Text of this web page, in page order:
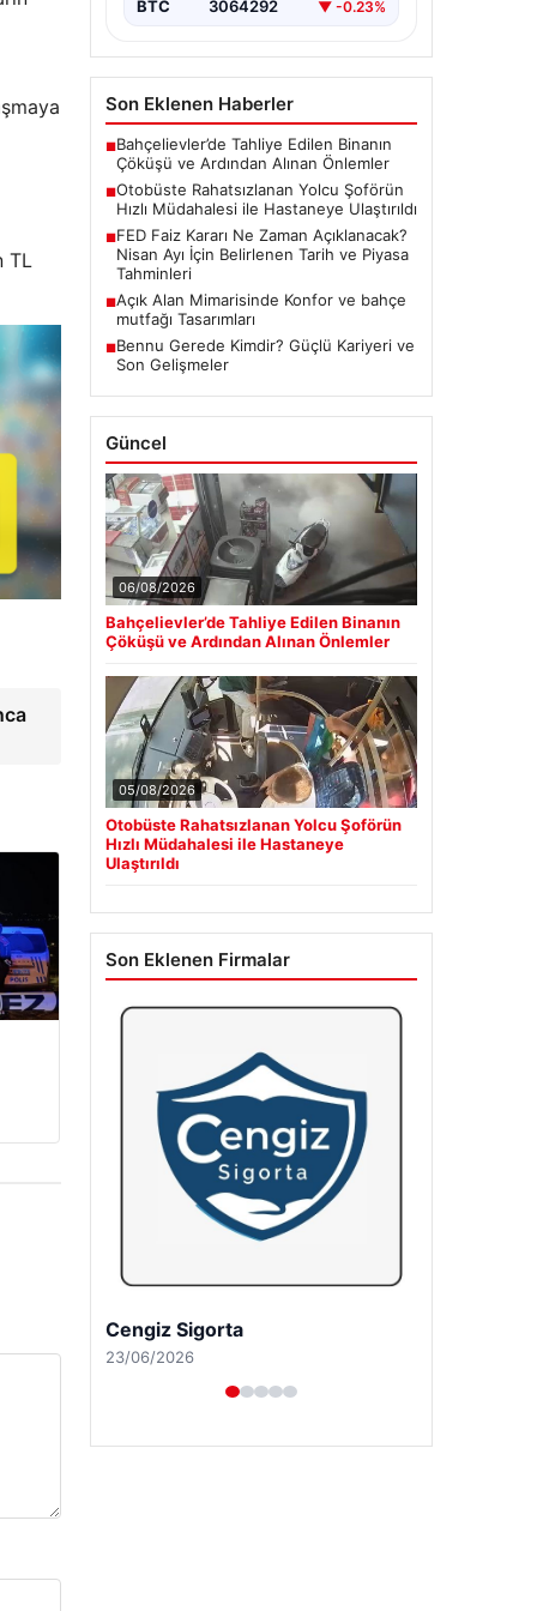
TL
BTC 3064292 ▼ -0.23%
Son Eklenen Haberler
■Bahçelievler’de Tahliye Edilen Binanın
Çöküşü ve Ardından Alınan Önlemler
■Otobüste Rahatsızlanan Yolcu Şoförün
Hızlı Müdahalesi ile Hastaneye Ulaştırıldı
■FED Faiz Kararı Ne Zaman Açıklanacak?
Nisan Ayı İçin Belirlenen Tarih ve Piyasa
Tahminleri
■Açık Alan Mimarisinde Konfor ve bahçe
mutfağı Tasarımları
■Bennu Gerede Kimdir? Güçlü Kariyeri ve
Son Gelişmeler
Güncel
06/08/2026
Bahçelievler’de Tahliye Edilen Binanın
Çöküşü ve Ardından Alınan Önlemler
05/08/2026
Otobüste Rahatsızlanan Yolcu Şoförün
Hızlı Müdahalesi ile Hastaneye
Ulaştırıldı
Son Eklenen Firmalar
Hastaş Beton
26/05/2026